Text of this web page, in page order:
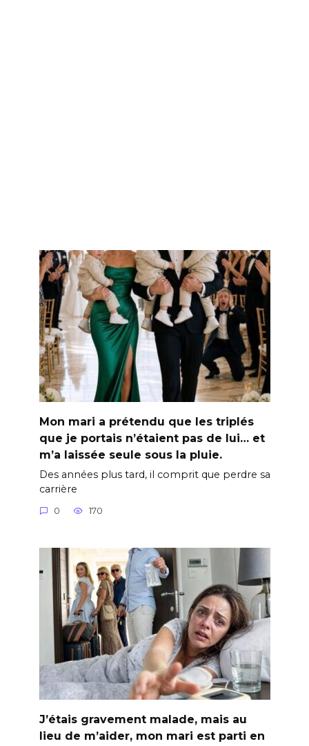
Mon mari a prétendu que les triplés
que je portais n’étaient pas de lui… et
m’a laissée seule sous la pluie.
Des années plus tard, il comprit que perdre sa
carrière
0 170
J’étais gravement malade, mais au
lieu de m’aider, mon mari est parti en